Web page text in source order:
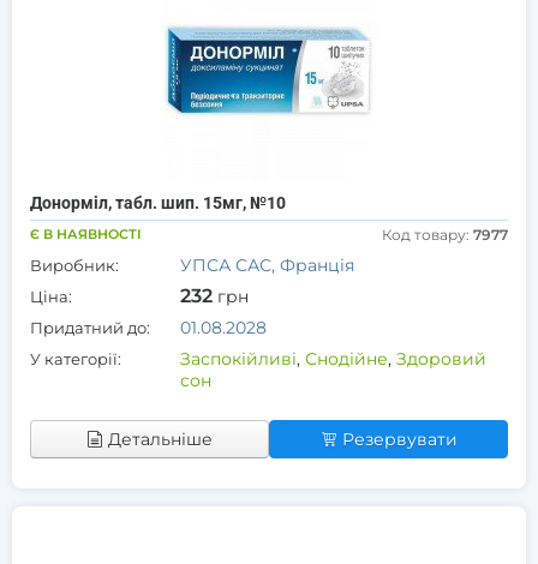
Донорміл, табл. шип. 15мг, №10
Є В НАЯВНОСТІ Код товару: 7977
Виробник: УПСА САС, Франція
Ціна: 232 грн
Придатний до: 01.08.2028
У категорії: Заспокійливі, Снодійне, Здоровий
сон
Детальніше Резервувати